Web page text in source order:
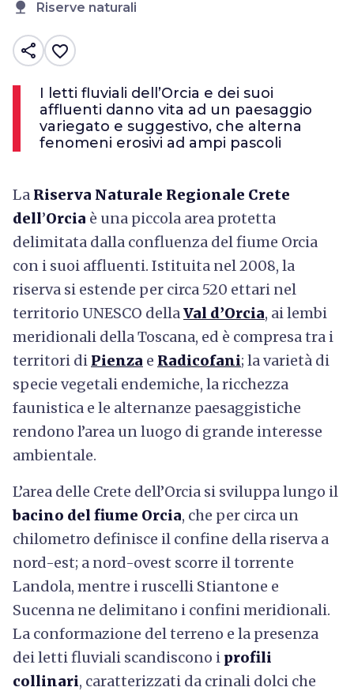
nature Riserve naturali
share favorite_border
I letti fluviali dell’Orcia e dei suoi
affluenti danno vita ad un paesaggio
variegato e suggestivo, che alterna
fenomeni erosivi ad ampi pascoli
La Riserva Naturale Regionale Crete
dell’Orcia è una piccola area protetta
delimitata dalla confluenza del fiume Orcia
con i suoi affluenti. Istituita nel 2008, la
riserva si estende per circa 520 ettari nel
territorio UNESCO dellaVal d’Orcia, ai lembi
meridionali della Toscana, ed è compresa tra i
territori di Pienza e Radicofani; la varietà di
specie vegetali endemiche, la ricchezza
faunistica e le alternanze paesaggistiche
rendono l’area un luogo di grande interesse
ambientale.
L’area delle Crete dell’Orcia si sviluppa lungo il
bacino del fiume Orcia, che per circa un
chilometro definisce il confine della riserva a
nord-est; a nord-ovest scorre il torrente
Landola, mentre i ruscelli Stiantone e
Sucenna ne delimitano i confini meridionali.
La conformazione del terreno e la presenza
dei letti fluviali scandiscono i profili
collinari, caratterizzati da crinali dolci che